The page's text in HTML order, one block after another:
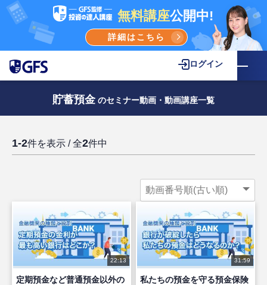
無料講座公開中!
詳細はこちら
ログイン
貯蓄預金 のセミナー動画・動画講座一覧
1-2件を表示 / 全2件中
22:13
定期預金など普通預金以外の
31:59
私たちの預金を守る預金保険